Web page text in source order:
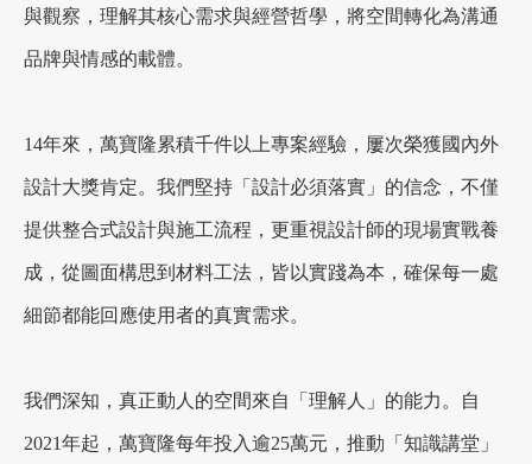
與觀察，理解其核心需求與經營哲學，將空間轉化為溝通
品牌與情感的載體。
14年來，萬寶隆累積千件以上專案經驗，屢次榮獲國內外
設計大獎肯定。我們堅持「設計必須落實」的信念，不僅
提供整合式設計與施工流程，更重視設計師的現場實戰養
成，從圖面構思到材料工法，皆以實踐為本，確保每一處
細節都能回應使用者的真實需求。
我們深知，真正動人的空間來自「理解人」的能力。自
2021年起，萬寶隆每年投入逾25萬元，推動「知識講堂」